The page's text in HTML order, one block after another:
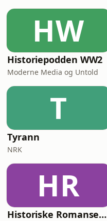
HW
Historiepodden WW2
Moderne Media og Untold
T
Tyrann
NRK
HR
Historiske Romanser - svik, drap og kjærlighet